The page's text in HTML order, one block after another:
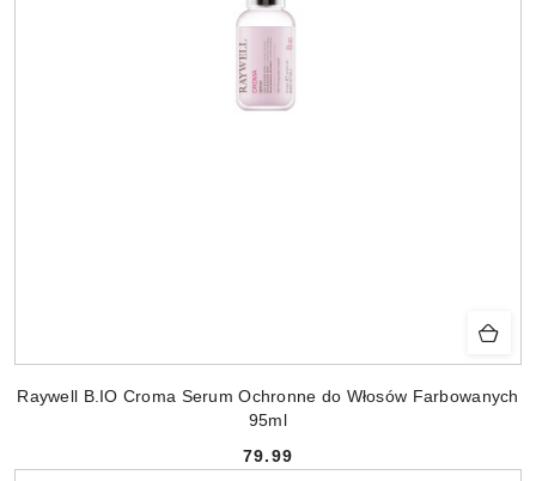
Raywell B.IO Croma Serum Ochronne do Włosów Farbowanych
95ml
Cena:
79.99